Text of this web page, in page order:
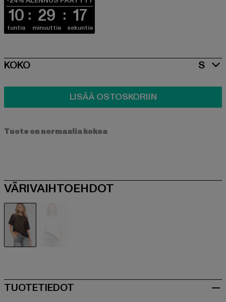
10
tuntia
29
minuuttia
17
sekuntia
SIZE
KOKO S
LISÄÄ OSTOSKORIIN
Tuote on normaalia kokoa
VÄRIVAIHTOEHDOT
TUOTETIEDOT